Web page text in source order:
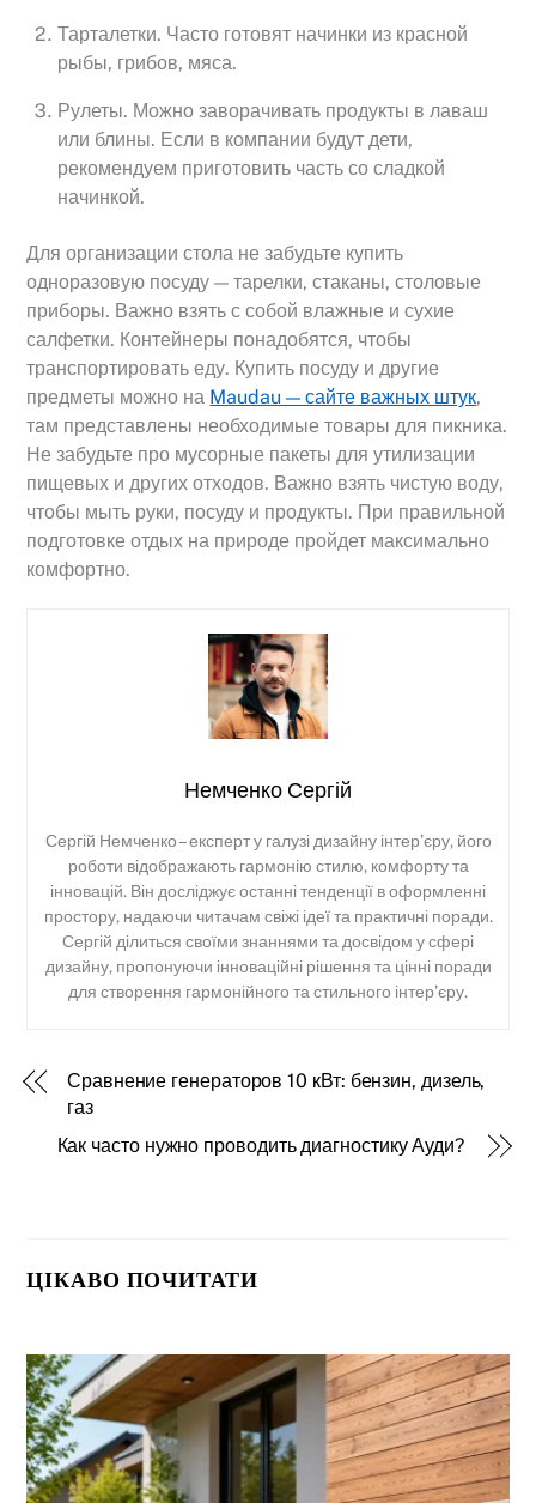
Тарталетки. Часто готовят начинки из красной
рыбы, грибов, мяса.
Рулеты. Можно заворачивать продукты в лаваш
или блины. Если в компании будут дети,
рекомендуем приготовить часть со сладкой
начинкой.
Для организации стола не забудьте купить
одноразовую посуду — тарелки, стаканы, столовые
приборы. Важно взять с собой влажные и сухие
салфетки. Контейнеры понадобятся, чтобы
транспортировать еду. Купить посуду и другие
предметы можно на Maudau — сайте важных штук,
там представлены необходимые товары для пикника.
Не забудьте про мусорные пакеты для утилизации
пищевых и других отходов. Важно взять чистую воду,
чтобы мыть руки, посуду и продукты. При правильной
подготовке отдых на природе пройдет максимально
комфортно.
Немченко Сергій
Сергій Немченко – експерт у галузі дизайну інтер’єру, його
роботи відображають гармонію стилю, комфорту та
інновацій. Він досліджує останні тенденції в оформленні
простору, надаючи читачам свіжі ідеї та практичні поради.
Сергій ділиться своїми знаннями та досвідом у сфері
дизайну, пропонуючи інноваційні рішення та цінні поради
для створення гармонійного та стильного інтер’єру.
Сравнение генераторов 10 кВт: бензин, дизель,
газ
Как часто нужно проводить диагностику Ауди?
ЦІКАВО ПОЧИТАТИ